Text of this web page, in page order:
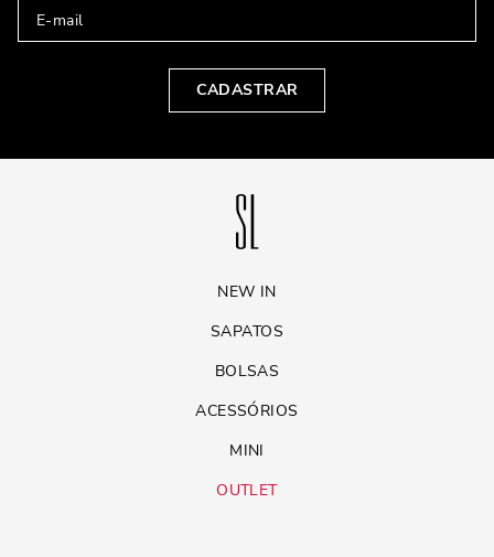
CADASTRAR
NEW IN
SAPATOS
BOLSAS
ACESSÓRIOS
MINI
OUTLET